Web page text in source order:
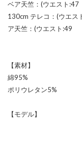
ベア天竺：(ウエスト:47
130cm テレコ：(ウエス
ア天竺：(ウエスト:49
【素材】
綿95%
ポリウレタン5%
【モデル】